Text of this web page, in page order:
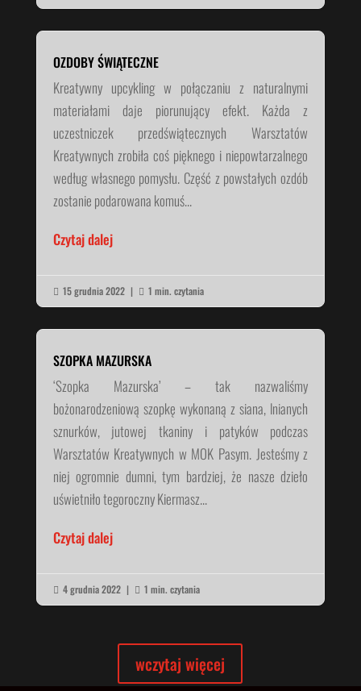
OZDOBY ŚWIĄTECZNE
Kreatywny upcykling w połączaniu z naturalnymi
materiałami daje piorunujący efekt. Każda z
uczestniczek przedświątecznych Warsztatów
Kreatywnych zrobiła coś pięknego i niepowtarzalnego
według własnego pomysłu. Część z powstałych ozdób
zostanie podarowana komuś...
Czytaj dalej
 15 grudnia 2022 |  1 min. czytania
SZOPKA MAZURSKA
‘Szopka Mazurska’ – tak nazwaliśmy
bożonarodzeniową szopkę wykonaną z siana, lnianych
sznurków, jutowej tkaniny i patyków podczas
Warsztatów Kreatywnych w MOK Pasym. Jesteśmy z
niej ogromnie dumni, tym bardziej, że nasze dzieło
uświetniło tegoroczny Kiermasz...
Czytaj dalej
 4 grudnia 2022 |  1 min. czytania
wczytaj więcej